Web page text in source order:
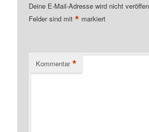
Deine E-Mail-Adresse wird nicht
Felder sind mit* markiert
Kommentar *